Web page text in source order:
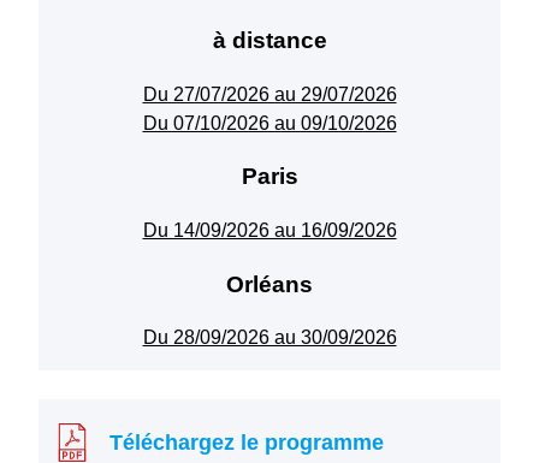
à distance
Du 27/07/2026 au 29/07/2026
Du 07/10/2026 au 09/10/2026
Paris
Du 14/09/2026 au 16/09/2026
Orléans
Du 28/09/2026 au 30/09/2026
Téléchargez le programme